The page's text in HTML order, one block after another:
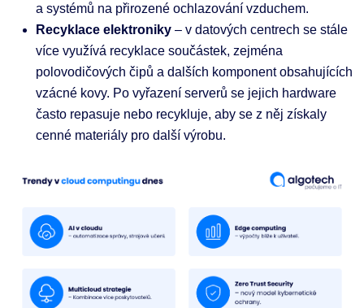
a systémů na přirozené ochlazování vzduchem.
Recyklace elektroniky – v datových centrech se stále
více využívá recyklace součástek, zejména
polovodičových čipů a dalších komponent obsahujících
vzácné kovy. Po vyřazení serverů se jejich hardware
často repasuje nebo recykluje, aby se z něj získaly
cenné materiály pro další výrobu.